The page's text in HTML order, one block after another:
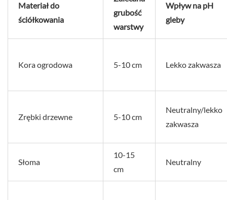
Materiał do
ściółkowania
grubość
warstwy
Wpływ na pH
gleby
Kora ogrodowa 5-10 cm Lekko zakwasza
Zrębki drzewne 5-10 cm
Neutralny/lekko
zakwasza
Słoma
10-15
cm
Neutralny